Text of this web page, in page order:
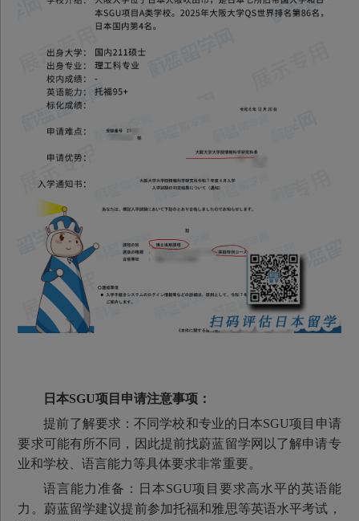
日本SGU项目申请注意事项：
提前了解要求：不同学校和专业的日本SGU项目申请
要求可能有所不同，因此提前找蔚蓝留学网以了解申请专
业和学校、语言能力等具体要求非常重要。
语言能力准备：日本SGU项目要求高水平的英语能
力。蔚蓝留学建议提前参加托福和雅思等英语水平考试，